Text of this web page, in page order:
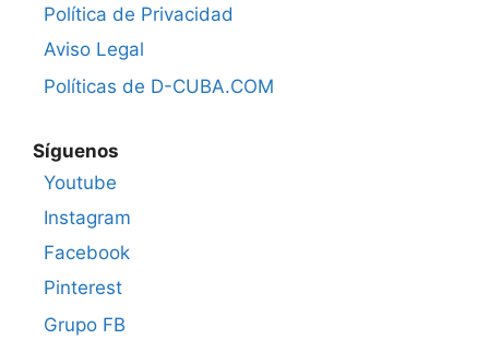
Política de Privacidad
Aviso Legal
Políticas de D-CUBA.COM
Síguenos
Youtube
Instagram
Facebook
Pinterest
Grupo FB